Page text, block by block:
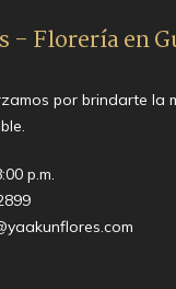
- Florería en
por brindarte la
p.m.